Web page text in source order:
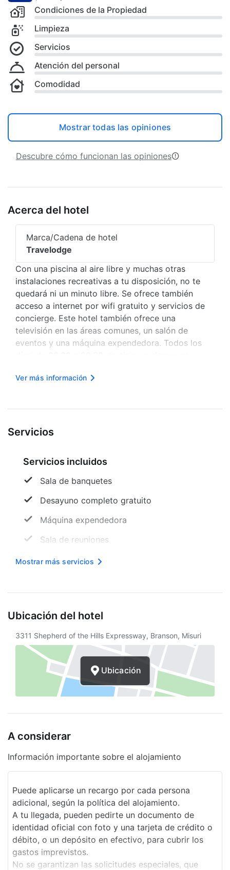
Condiciones de la Propiedad
Limpieza
Servicios
Atención del personal
Comodidad
Mostrar todas las opiniones
Descubre cómo funcionan las opiniones
Acerca del hotel
Marca/Cadena de hotel
Travelodge
Con una piscina al aire libre y muchas otras
instalaciones recreativas a tu disposición, no te
quedará ni un minuto libre. Se ofrece también
acceso a internet por wifi gratuito y servicios de
concierge. Este hotel también ofrece una
televisión en las áreas comunes, un salón de
eventos y una máquina expendedora. Todos los
cerrada entre el 05 de enero y el 30 de enero.
Ver más información
Servicios
Servicios incluidos
Sala de banquetes
Desayuno completo gratuito
Máquina expendedora
Sala de reuniones
Mesa de registro accesible para sillas de
Sala de TV
Internet inalámbrico en cortesía
Señalización en braille o en relieve
Orientación auditiva
Aparcamiento accesible para sillas de
Asistencia turística
Salida exprés
Recepción 24 horas
Programa de actividades diario
Golf
Propiedad libre de humo
Mostrar más servicios
Ubicación del hotel
3311 Shepherd of the Hills Expressway, Branson, Misuri
Ubicación
A considerar
Información importante sobre el alojamiento
Puede aplicarse un recargo por cada persona
adicional, según la política del alojamiento.
A tu llegada, pueden pedirte un documento de
identidad oficial con foto y una tarjeta de crédito o
débito, o un depósito en efectivo, para cubrir los
gastos imprevistos.
No se garantizan las solicitudes especiales, que